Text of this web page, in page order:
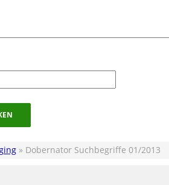
» Dobernator Suchbegriffe 01/2013